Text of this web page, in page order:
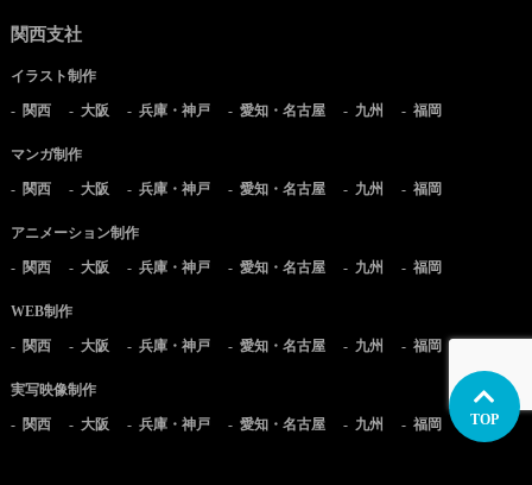
TOP
関西支社
イラスト制作
関西 大阪 兵庫・神戸 愛知・名古屋 九州 福岡
マンガ制作
関西 大阪 兵庫・神戸 愛知・名古屋 九州 福岡
アニメーション制作
関西 大阪 兵庫・神戸 愛知・名古屋 九州 福岡
WEB制作
関西 大阪 兵庫・神戸 愛知・名古屋 九州 福岡
実写映像制作
関西 大阪 兵庫・神戸 愛知・名古屋 九州 福岡